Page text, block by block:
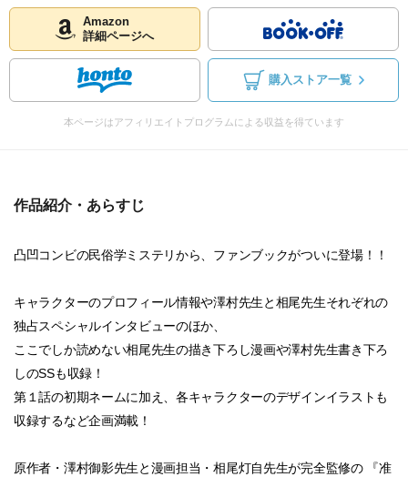
Amazon
詳細ページへ
購入ストア一覧
本ページはアフィリエイトプログラムによる収益を得ています
作品紹介・あらすじ
凸凹コンビの民俗学ミステリから、ファンブックがついに登場！！
キャラクターのプロフィール情報や澤村先生と相尾先生それぞれの
独占スペシャルインタビューのほか、
ここでしか読めない相尾先生の描き下ろし漫画や澤村先生書き下ろ
しのSSも収録！
第１話の初期ネームに加え、各キャラクターのデザインイラストも
収録するなど企画満載！
原作者・澤村御影先生と漫画担当・相尾灯自先生が完全監修の 『准